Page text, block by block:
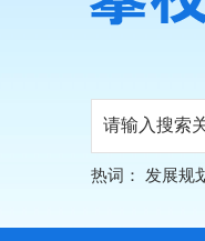
热词： 发展规